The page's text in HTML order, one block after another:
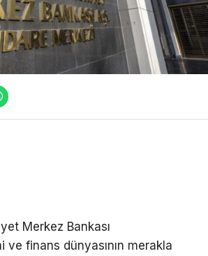
Merkez Bankası
ve finans dünyasının merakla